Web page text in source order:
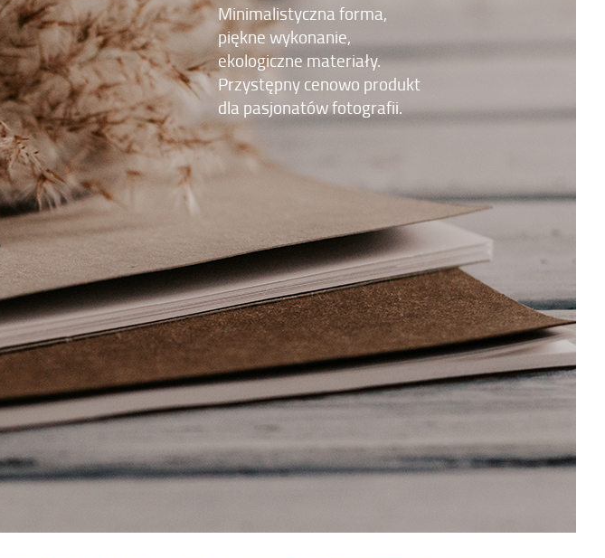
Minimalistyczna forma,
piękne wykonanie,
ekologiczne materiały.
Przystępny cenowo produkt
dla pasjonatów fotografii.